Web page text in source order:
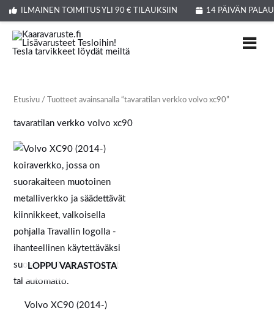
ILMAINEN TOIMITUS YLI 90 € TILAUKSIIN 14 PÄIVÄN
Siirry
sisältöön
Etusivu / Tuotteet avainsanalla “tavaratilan verkko volvo xc90”
tavaratilan verkko volvo xc90
LOPPU VARASTOSTA
Volvo XC90 (2014-)